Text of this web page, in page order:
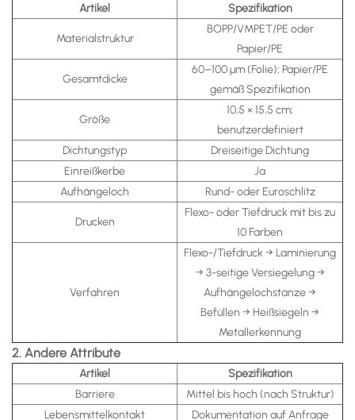
Artikel Spezifikation
Materialstruktur
BOPP/VMPET/PE oder
Papier/PE
Gesamtdicke
60–100 μm (Folie); Papier/PE
gemäß Spezifikation
Größe
10,5 × 15,5 cm;
benutzerdefiniert
Dichtungstyp
Dreiseitige Dichtung
Einreißkerbe
Ja
Aufhängeloch
Rund- oder Euroschlitz
Drucken
Flexo- oder Tiefdruck mit bis zu
10 Farben
Verfahren
Flexo-/Tiefdruck → Laminierung
→ 3-seitige Versiegelung →
Aufhängelochstanze →
Befüllen → Heißsiegeln →
Metallerkennung
2. Andere Attribute
Artikel
Spezifikation
Barriere
Mittel bis hoch (nach Struktur)
Lebensmittelkontakt
Dokumentation auf Anfrage